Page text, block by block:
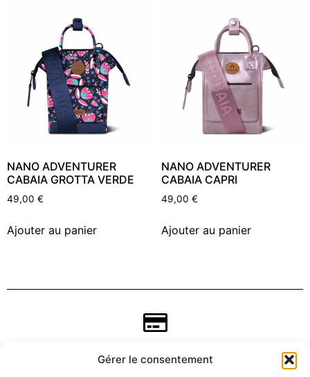
Gérer le consentement
NANO ADVENTURER
CABAIA GROTTA VERDE
49,00 €
Ajouter au panier
NANO ADVENTURER
CABAIA CAPRI
49,00 €
Ajouter au panier